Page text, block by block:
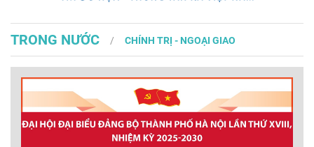
TRONG NƯỚC CHÍNH TRỊ - NGOẠI GIAO